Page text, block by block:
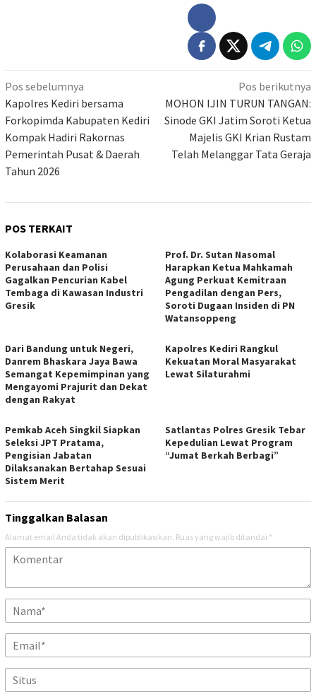
Navigasi
pos
Pos sebelumnya
Kapolres Kediri bersama
Forkopimda Kabupaten Kediri
Kompak Hadiri Rakornas
Pemerintah Pusat & Daerah
Tahun 2026
Pos berikutnya
MOHON IJIN TURUN TANGAN:
Sinode GKI Jatim Soroti Ketua
Majelis GKI Krian Rustam
‎Telah Melanggar Tata Geraja
POS TERKAIT
Kolaborasi Keamanan
Perusahaan dan Polisi
Gagalkan Pencurian Kabel
Tembaga di Kawasan Industri
Gresik
Prof. Dr. Sutan Nasomal
Harapkan Ketua Mahkamah
Agung Perkuat Kemitraan
Pengadilan dengan Pers,
Soroti Dugaan Insiden di PN
Watansoppeng
Dari Bandung untuk Negeri,
Danrem Bhaskara Jaya Bawa
Semangat Kepemimpinan yang
Mengayomi Prajurit dan Dekat
dengan Rakyat
Kapolres Kediri Rangkul
Kekuatan Moral Masyarakat
Lewat Silaturahmi
Pemkab Aceh Singkil Siapkan
Seleksi JPT Pratama,
Pengisian Jabatan
Dilaksanakan Bertahap Sesuai
Sistem Merit
Satlantas Polres Gresik Tebar
Kepedulian Lewat Program
“Jumat Berkah Berbagi”
Tinggalkan Balasan
Alamat email Anda tidak akan dipublikasikan. Ruas yang wajib ditandai *